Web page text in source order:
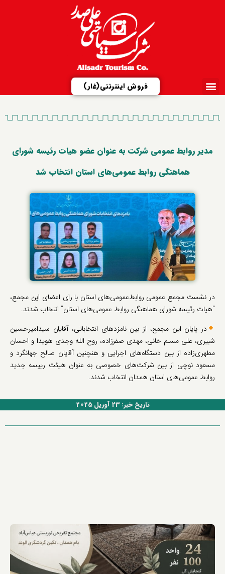
فروش اینترنتی(غار)
در نشست مجمع عمومی روابط‌عمومی‌های استان با رای اعضای این مجمع،
“هیات رئیسه شورای هماهنگی روابط‌ عمومی‌های استان” انتخاب شدند.
در پایان این مجمع، از بین نامزدهای انتخاباتی، آقایان سیدامیرحسین
شبیری، علی مسلم خانی، مهدی صفرزاده، روح الله وجدی هویدا و احسان
مطهری‌زاده از بین دستگاه‌های اجرایی و هنچنین آقایان صالح جهانگرد و
مسعود نوچی از بین شرکت‌های خصوصی به عنوان هیئت رییسه جدید
روابط عمومی‌های استان همدان انتخاب شدند.
مدیر روابط عمومی شرکت به عنوان عضو هیات رئیسه شورای
هماهنگی روابط‌ عمومی‌های استان انتخاب شد
تاریخ خبر: 23 آوریل 2025